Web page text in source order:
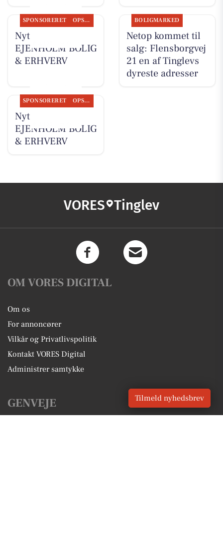
SPONSORERET OPSLAGSTAVLEN
Nyt fra
EJENHOLM BOLIG
& ERHVERV
BOLIGMARKED
Netop kommet til
salg: Flensborgvej
21 en af Tinglevs
dyreste adresser
SPONSORERET OPSLAGSTAVLEN
Nyt fra
EJENHOLM BOLIG
& ERHVERV
VORES Tinglev
OM VORES DIGITAL
Om os
For annoncører
Vilkår og Privatlivspolitik
Kontakt VORES Digital
Administrer samtykke
GENVEJE Tilmeld nyhedsbrev